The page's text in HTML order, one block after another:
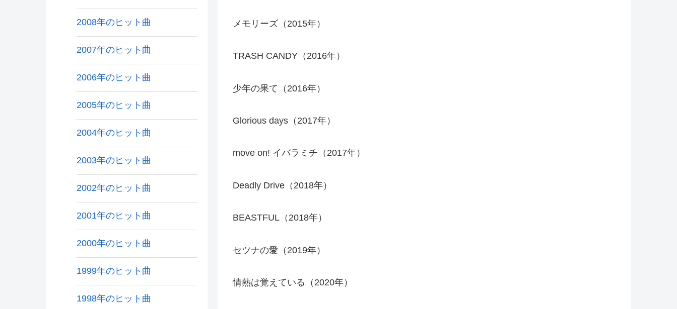
メモリーズ（2015年）
TRASH CANDY（2016年）
少年の果て（2016年）
Glorious days（2017年）
move on! イバラミチ（2017年）
Deadly Drive（2018年）
BEASTFUL（2018年）
セツナの愛（2019年）
情熱は覚えている（2020年）
2008年のヒット曲
2007年のヒット曲
2006年のヒット曲
2005年のヒット曲
2004年のヒット曲
2003年のヒット曲
2002年のヒット曲
2001年のヒット曲
2000年のヒット曲
1999年のヒット曲
1998年のヒット曲